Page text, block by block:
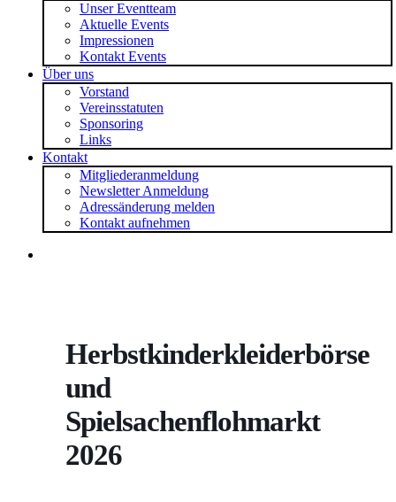
Unser Eventteam
Aktuelle Events
Impressionen
Kontakt Events
Über uns
Vorstand
Vereinsstatuten
Sponsoring
Links
Kontakt
Mitgliederanmeldung
Newsletter Anmeldung
Adressänderung melden
Kontakt aufnehmen
Herbstkinderkleiderbörse
und
Spielsachenflohmarkt
2026